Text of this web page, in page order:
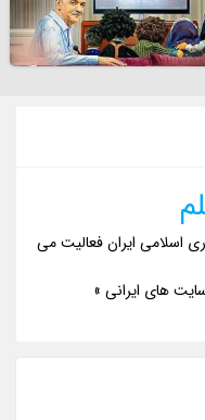
اسلامی ایران فعالیت می
های ایرانی »